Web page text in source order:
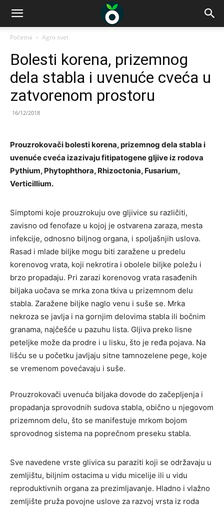
Početna Agro svet
Bolesti korena, prizemnog
dela stabla i uvenuće cveća u
zatvorenom prostoru
16/12/2018
Prouzrokovači bolesti korena, prizemnog dela stabla i
uvenuće cveća izazivaju fitipatogene gljive iz rodova
Pythium, Phytophthora, Rhizoctonia, Fusarium,
Verticillium.
Simptomi koje prouzrokuju ove gljivice su različiti,
zavisno od fenofaze u kojoj je ostvarena zaraza, mesta
infekcije, odnosno biljnog organa, i spoljašnjih uslova.
Rasad i mlade biljke mogu biti zaražene u predelu
korenovog vrata, koji nekrotira i obolele biljke poležu i
brzo propadaju. Pri zarazi korenovog vrata rasađenih
biljaka uočava se mrka zona tkiva u prizemnom delu
stabla. Zaražene biljke naglo venu i suše se. Mrka
nekroza se javlja i na gornjim delovima stabla ili bočnim
granama, najčešće u pazuhu lista. Gljiva preko lisne
peteljke može da prodre i u lisku, što je ređa pojava. Na
lišću se u početku javljaju sitne tamnozelene pege, koje
se vremenom povećavaju i suše.
Prouzrokovači uvenuća biljaka dovode do začepljenja i
propadanja sprovodnih sudova stabla, obično u njegovom
prizemnom delu, što se manifestuje mrkom bojom
sprovodnog sistema na poprečnom preseku stabla.
Sve navedene vrste glivica su paraziti koji se održavaju u
zemljištu, biljnim ostacima u vidu micelije ili u vidu
reproduktivnih organa za prezimljavanje. Hladno i vlažno
zemljište pruža povojne uslove za razvoj vrsta iz roda